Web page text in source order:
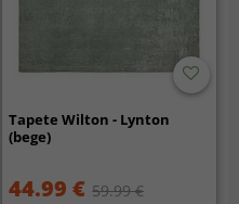
Tapete Wilton - Lynton
(bege)
44.99 € 59.99 €